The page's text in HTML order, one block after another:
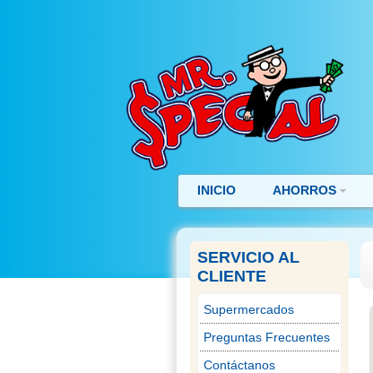
INICIO AHORROS
SERVICIO AL
CLIENTE
Supermercados
Preguntas Frecuentes
Contáctanos